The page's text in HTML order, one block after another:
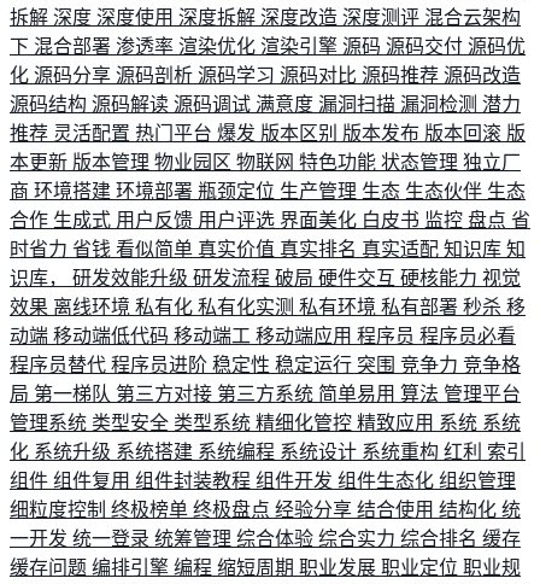
拆解 深度 深度使用 深度拆解 深度改造 深度测评 混合云架构
下 混合部署 渗透率 渲染优化 渲染引擎 源码 源码交付 源码优
化 源码分享 源码剖析 源码学习 源码对比 源码推荐 源码改造
源码结构 源码解读 源码调试 满意度 漏洞扫描 漏洞检测 潜力
推荐 灵活配置 热门平台 爆发 版本区别 版本发布 版本回滚 版
本更新 版本管理 物业园区 物联网 特色功能 状态管理 独立厂
商 环境搭建 环境部署 瓶颈定位 生产管理 生态 生态伙伴 生态
合作 生成式 用户反馈 用户评选 界面美化 白皮书 监控 盘点 省
时省力 省钱 看似简单 真实价值 真实排名 真实适配 知识库 知
识库， 研发效能升级 研发流程 破局 硬件交互 硬核能力 视觉
效果 离线环境 私有化 私有化实测 私有环境 私有部署 秒杀 移
动端 移动端低代码 移动端工 移动端应用 程序员 程序员必看
程序员替代 程序员进阶 稳定性 稳定运行 突围 竞争力 竞争格
局 第一梯队 第三方对接 第三方系统 简单易用 算法 管理平台
管理系统 类型安全 类型系统 精细化管控 精致应用 系统 系统
化 系统升级 系统搭建 系统编程 系统设计 系统重构 红利 索引
组件 组件复用 组件封装教程 组件开发 组件生态化 组织管理
细粒度控制 终极榜单 终极盘点 经验分享 结合使用 结构化 统
一开发 统一登录 统筹管理 综合体验 综合实力 综合排名 缓存
缓存问题 编排引擎 编程 缩短周期 职业发展 职业定位 职业规